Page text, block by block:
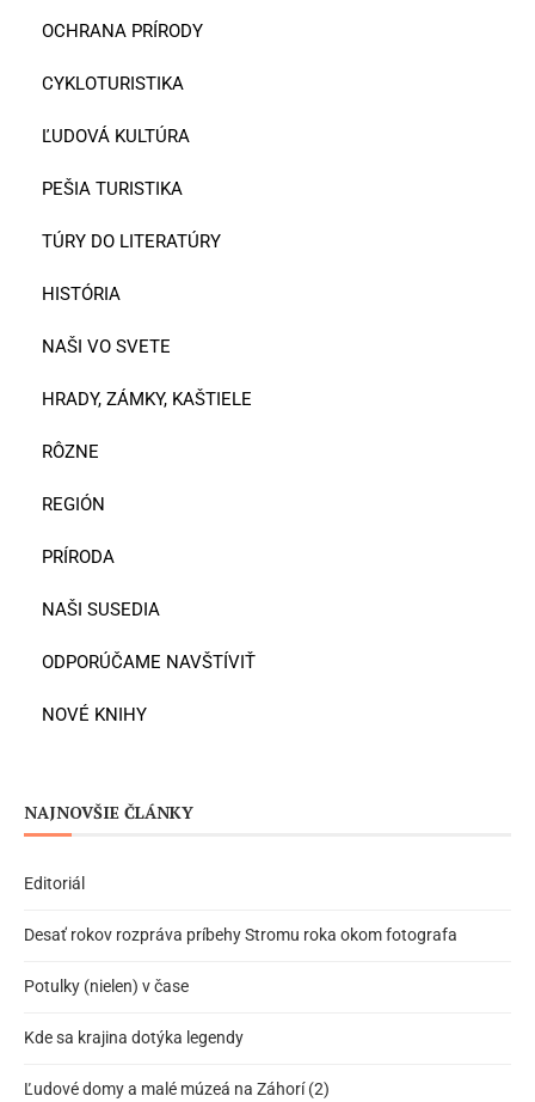
OCHRANA PRÍRODY
CYKLOTURISTIKA
ĽUDOVÁ KULTÚRA
PEŠIA TURISTIKA
TÚRY DO LITERATÚRY
HISTÓRIA
NAŠI VO SVETE
HRADY, ZÁMKY, KAŠTIELE
RÔZNE
REGIÓN
PRÍRODA
NAŠI SUSEDIA
ODPORÚČAME NAVŠTÍVIŤ
NOVÉ KNIHY
NAJNOVŠIE ČLÁNKY
Editoriál
Desať rokov rozpráva príbehy Stromu roka okom fotografa
Potulky (nielen) v čase
Kde sa krajina dotýka legendy
Ľudové domy a malé múzeá na Záhorí (2)